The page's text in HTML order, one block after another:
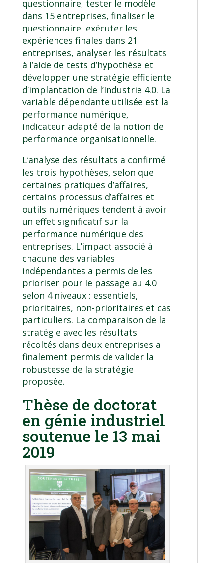
questionnaire, tester le modèle
dans 15 entreprises, finaliser le
questionnaire, exécuter les
expériences finales dans 21
entreprises, analyser les résultats
à l’aide de tests d’hypothèse et
développer une stratégie efficiente
d’implantation de l’Industrie 4.0. La
variable dépendante utilisée est la
performance numérique,
indicateur adapté de la notion de
performance organisationnelle.
L’analyse des résultats a confirmé
les trois hypothèses, selon que
certaines pratiques d’affaires,
certains processus d’affaires et
outils numériques tendent à avoir
un effet significatif sur la
performance numérique des
entreprises. L’impact associé à
chacune des variables
indépendantes a permis de les
prioriser pour le passage au 4.0
selon 4 niveaux : essentiels,
prioritaires, non-prioritaires et cas
particuliers. La comparaison de la
stratégie avec les résultats
récoltés dans deux entreprises a
finalement permis de valider la
robustesse de la stratégie
proposée.
Thèse de doctorat
en génie industriel
soutenue le 13 mai
2019